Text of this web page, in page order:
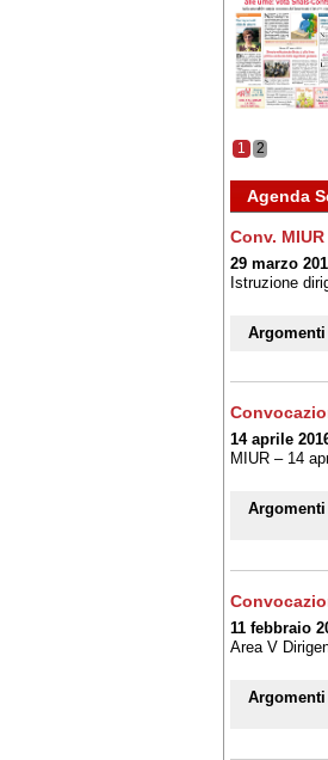
1 2
Agenda
Conv.
29 marzo
Istruzione
Argomenti
14 aprile
MIUR – 14
Argomenti
11 febbraio
Area V
Argomenti